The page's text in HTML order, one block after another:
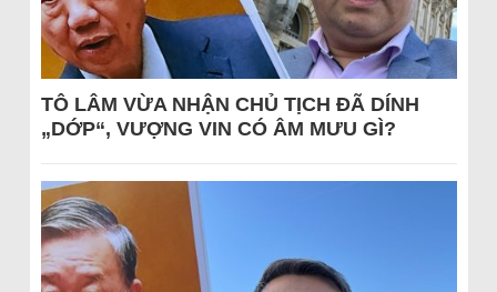
TÔ LÂM VỪA NHẬN CHỦ TỊCH ĐÃ DÍNH
„DỚP“, VƯỢNG VIN CÓ ÂM MƯU GÌ?